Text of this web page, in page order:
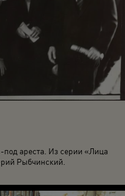
ареста. Из серии «Лица
Рыбчинский.